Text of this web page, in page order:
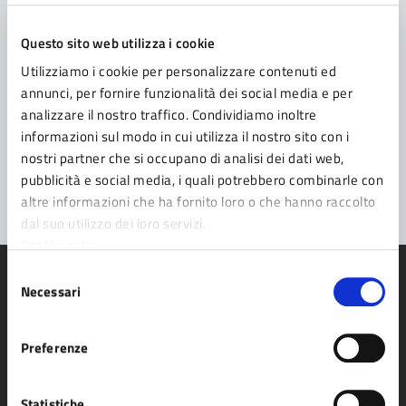
Questo sito web utilizza i cookie
Utilizziamo i cookie per personalizzare contenuti ed
annunci, per fornire funzionalità dei social media e per
analizzare il nostro traffico. Condividiamo inoltre
informazioni sul modo in cui utilizza il nostro sito con i
nostri partner che si occupano di analisi dei dati web,
pubblicità e social media, i quali potrebbero combinarle con
altre informazioni che ha fornito loro o che hanno raccolto
dal suo utilizzo dei loro servizi.
delNecessari
Preferenze
Leggi le domande frequenti
Richiedi assistenza
Prenota appuntamento
Problemi in città
Segnala disservizio
Comune di Fidenza